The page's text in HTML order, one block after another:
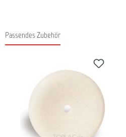
Passendes Zubehör